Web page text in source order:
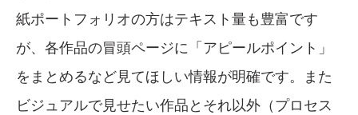
紙ポートフォリオの方はテキスト量も豊富です
が、各作品の冒頭ページに「アピールポイント」
をまとめるなど見てほしい情報が明確です。また
ビジュアルで見せたい作品とそれ以外（プロセス